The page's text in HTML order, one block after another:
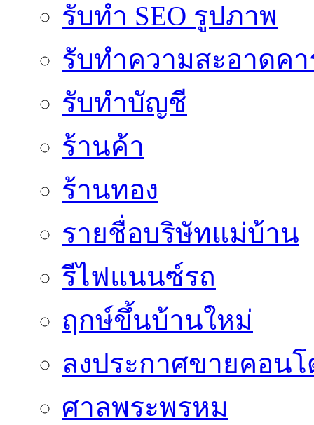
รับทำ SEO รูปภาพ
รับทำความสะอาดค
รับทำบัญชี
ร้านค้า
ร้านทอง
รายชื่อบริษัทแม่บ้าน
รีไฟแนนซ์รถ
ฤกษ์ขึ้นบ้านใหม่
ลงประกาศขายคอน
ศาลพระพรหม